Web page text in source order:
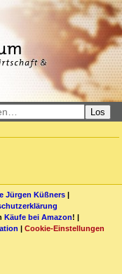
Los
Jürgen Küßners |
Käufe bei Amazon! |
| Cookie-Einstellungen